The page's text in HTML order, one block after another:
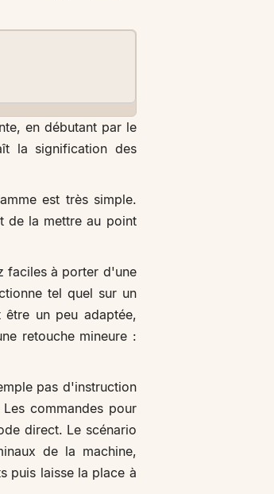
en débutant par le
la signification des
est très simple.
de la mettre au point
faciles à porter d'une
tel quel sur un
un peu adaptée,
retouche mineure :
pas d'instruction
commandes pour
direct. Le scénario
de la machine,
puis laisse la place à